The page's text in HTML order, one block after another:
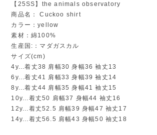
【25SS】the animals observatory
商品名： Cuckoo shirt
カラー：yellow
素材：綿100%
生産国:：マダガスカル
サイズ(cm)
4y...着丈38 肩幅30 身幅36 袖丈13
6y...着丈41 肩幅33 身幅39 袖丈14
8y...着丈44 肩幅35 身幅41 袖丈15
10y...着丈50 肩幅37 身幅44 袖丈16
12y...着丈52.5 肩幅39 身幅47 袖丈17
14y...着丈56.5 肩幅43 身幅50 袖丈18